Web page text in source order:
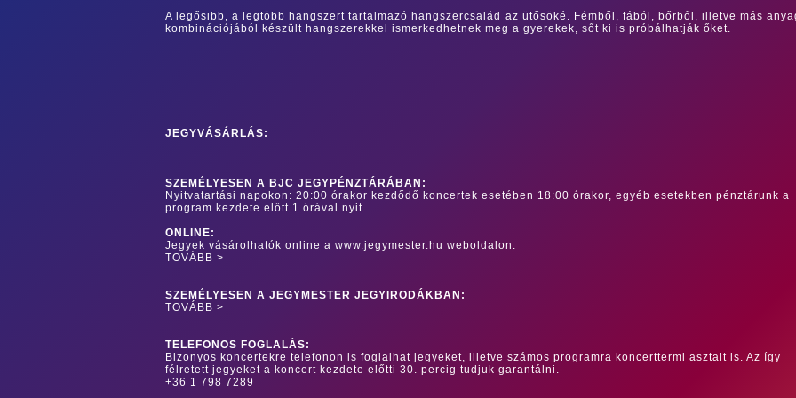
A legősibb, a legtöbb hangszert tartalmazó hangszercsalád az ütősöké. Fémből, fából, bőrből, illetve más
kombinációjából készült hangszerekkel ismerkedhetnek meg a gyerekek, sőt ki is próbálhatják őket.
JEGYVÁSÁRLÁS:
SZEMÉLYESEN A BJC JEGYPÉNZTÁRÁBAN:
Nyitvatartási napokon: 20:00 órakor kezdődő koncertek esetében 18:00 órakor, egyéb esetekben pénztárunk a
program kezdete előtt 1 órával nyit.
ONLINE:
Jegyek vásárolhatók online a www.jegymester.hu weboldalon.
TOVÁBB >
SZEMÉLYESEN A JEGYMESTER JEGYIRODÁKBAN:
TOVÁBB >
TELEFONOS FOGLALÁS:
Bizonyos koncertekre telefonon is foglalhat jegyeket, illetve számos programra koncerttermi asztalt is. Az így
félretett jegyeket a koncert kezdete előtti 30. percig tudjuk garantálni.
+36 1 798 7289